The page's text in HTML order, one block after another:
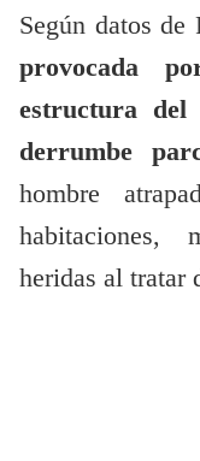
Según datos
provocada
estructura del
derrumbe
hombre
habitaciones,
heridas al tratar